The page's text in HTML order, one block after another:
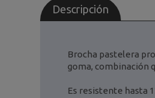
Descripción
Brocha pastelera
goma, combinación
Es resistente hasta